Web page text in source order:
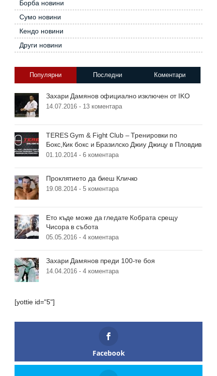
Борба новини
Сумо новини
Кендо новини
Други новини
Популярни Последни Коментари
Захари Дамянов официално изключен от IKO
14.07.2016 - 13 коментара
TERES Gym & Fight Club – Тренировки по
Бокс,Кик бокс и Бразилско Джиу Джицу в Пловдив
01.10.2014 - 6 коментара
Проклятието да биеш Кличко
19.08.2014 - 5 коментара
Ето къде може да гледате Кобрата срещу
Чисора в събота
05.05.2016 - 4 коментара
Захари Дамянов преди 100-те боя
14.04.2016 - 4 коментара
[yottie id="5"]
Facebook